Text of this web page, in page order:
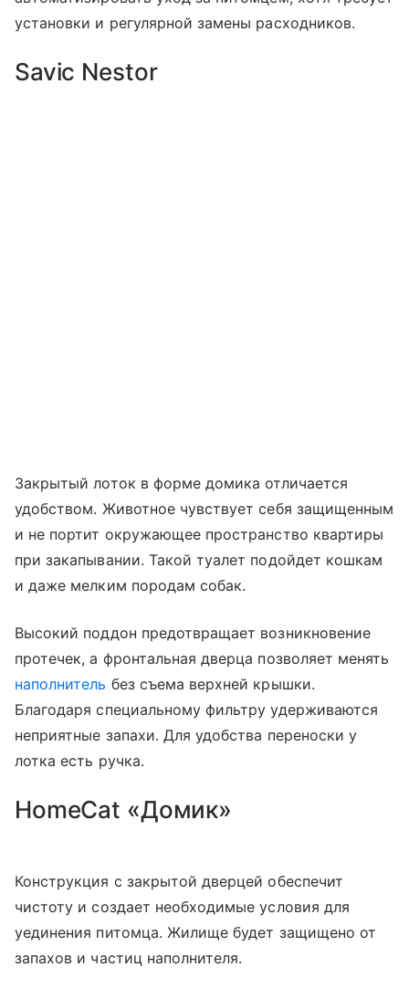
установки и регулярной замены расходников.
Savic Nestor
Закрытый лоток в форме домика отличается
удобством. Животное чувствует себя защищенным
и не портит окружающее пространство квартиры
при закапывании. Такой туалет подойдет кошкам
и даже мелким породам собак.
Высокий поддон предотвращает возникновение
протечек, а фронтальная дверца позволяет менять
наполнитель без съема верхней крышки.
Благодаря специальному фильтру удерживаются
неприятные запахи. Для удобства переноски у
лотка есть ручка.
HomeCat «Домик»
Конструкция с закрытой дверцей обеспечит
чистоту и создает необходимые условия для
уединения питомца. Жилище будет защищено от
запахов и частиц наполнителя.